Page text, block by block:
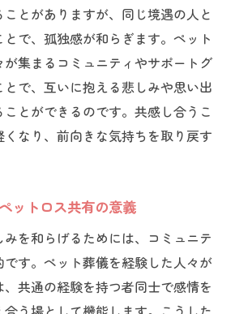
とがありますが、同じ境遇の人と
で、孤独感が和らぎます。ペット
集まるコミュニティやサポートグ
で、互いに抱える悲しみや思い出
とができるのです。共感し合うこ
くなり、前向きな気持ちを取り戻す
ットロス共有の意義
を和らげるためには、コミュニテ
です。ペット葬儀を経験した人々が
共通の経験を持つ者同士で感情を